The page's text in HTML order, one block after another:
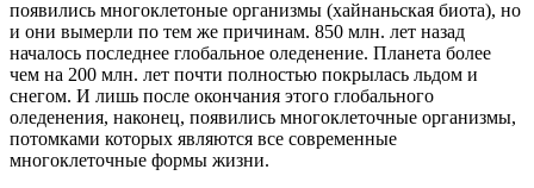
появились многоклетоные организмы (хайнаньская биота), но
и они вымерли по тем же причинам. 850 млн. лет назад
началось последнее глобальное оледенение. Планета более
чем на 200 млн. лет почти полностью покрылась льдом и
снегом. И лишь после окончания этого глобального
оледенения, наконец, появились многоклеточные организмы,
потомками которых являются все современные
многоклеточные формы жизни.